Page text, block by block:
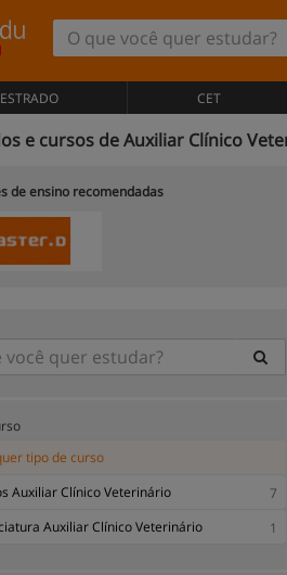
CET
e cursos de Auxiliar Clínico
de ensino recomendadas
tipo de curso
Auxiliar Clínico Veterinário
7
Auxiliar Clínico Veterinário
1